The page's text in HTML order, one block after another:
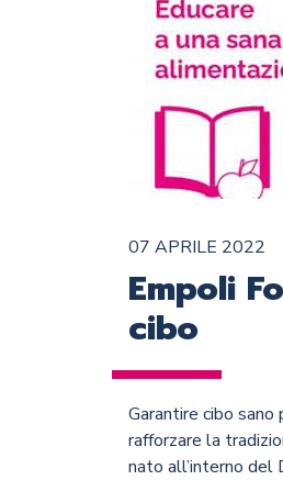
07 APRILE 2022
Empoli
cibo
Garantire cibo
rafforzare la
nato all’interno